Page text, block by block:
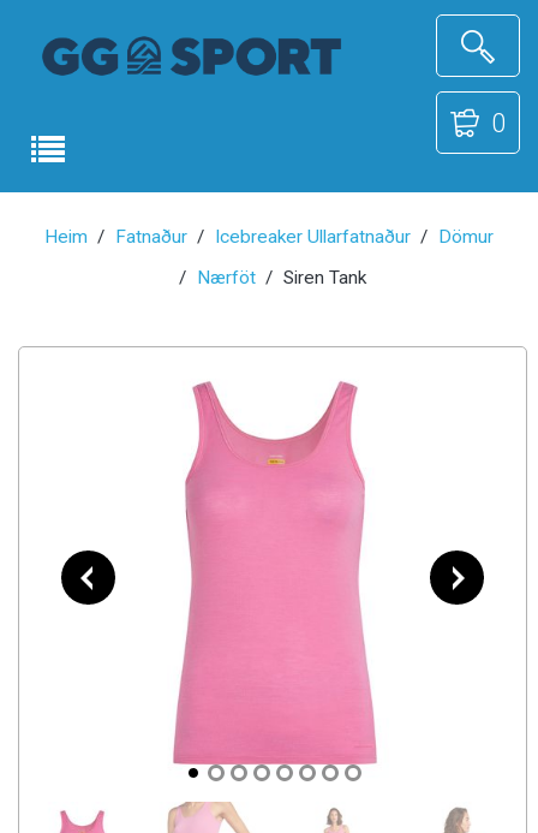
0
Heim Fatnaður Icebreaker Ullarfatnaður
Dömur
Nærföt
Siren Tank